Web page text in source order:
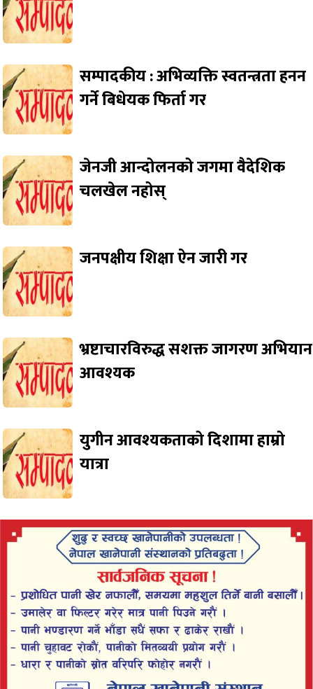
सम्पादकीय : अभिव्यक्ति स्वतन्त्रता हनन
गर्ने बिधेयक फिर्ता गर
जेनजी आन्दोलनको जगमा वैदेशिक
चलखेल नहोस्
जनपक्षीय शिक्षा ऐन जारी गर
भ्रष्टाचारविरुद्ध सशक्त जागरण अभियान
आवश्यक
युगीन आवश्यकताको दिशामा हाम्रो
यात्रा